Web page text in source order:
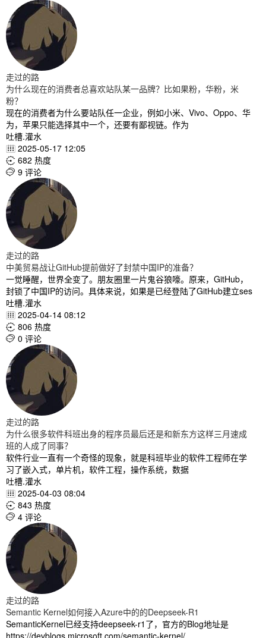
走过的路
为什么现在的消费者总喜欢站队某一品牌？比如果粉，华粉，米
粉？
现在的消费者为什么要站队任一企业，例如小米、Vivo、Oppo、华
为，苹果只能选择其中一个，还要有鄙视链。作为
吐槽.灌水
 2025-05-17 12:05
 682 热度
 9 评论
走过的路
中美贸易战让GitHub提前做好了封禁中国IP的准备？
一觉睡醒，世界全变了。朋友圈里一片鬼谷狼嚎。原来，GitHub，
封锁了中国IP的访问。具体来说，如果是已经登陆了GitHub建立ses
吐槽.灌水
 2025-04-14 08:12
 806 热度
 0 评论
走过的路
为什么很多软件科班出身的程序员最后还是和新东方这样三月速成
班的人成了同事？
软件行业一直有一个奇怪的现象，就是科班毕业的软件工程师在学
习了嵌入式，单片机，软件工程，操作系统，数据
吐槽.灌水
 2025-04-03 08:04
 843 热度
 4 评论
走过的路
Semantic Kernel如何接入Azure中的的Deepseek-R1
SemanticKernel已经支持deepseek-r1了，官方的Blog地址是
https://devblogs.microsoft.com/semantic-kernel/